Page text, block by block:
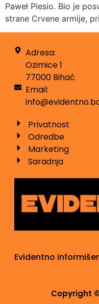
Paweł Piesio. Bio je
strane Crvene armije,
Adresa:
Ozimice 1
77000 Bihać
Email:
Privatnost
Odredbe
Marketing
Saradnja
Evidentno
Copyright